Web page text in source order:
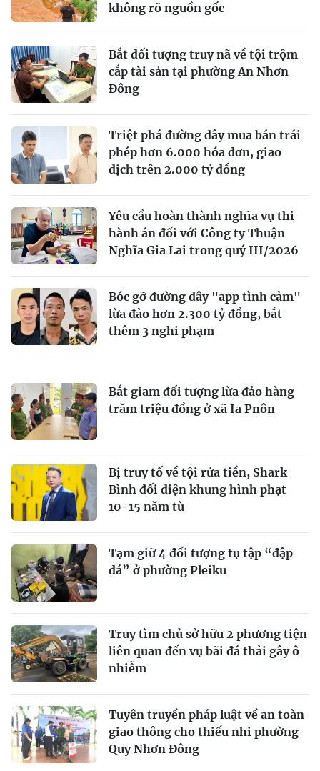
không rõ nguồn gốc
Bắt đối tượng truy nã về tội trộm
cắp tài sản tại phường An Nhơn
Đông
Triệt phá đường dây mua bán trái
phép hơn 6.000 hóa đơn, giao
dịch trên 2.000 tỷ đồng
Yêu cầu hoàn thành nghĩa vụ thi
hành án đối với Công ty Thuận
Nghĩa Gia Lai trong quý III/2026
Bóc gỡ đường dây "app tình cảm"
lừa đảo hơn 2.300 tỷ đồng, bắt
thêm 3 nghi phạm
Bắt giam đối tượng lừa đảo hàng
trăm triệu đồng ở xã Ia Pnôn
Bị truy tố về tội rửa tiền, Shark
Bình đối diện khung hình phạt
10-15 năm tù
Tạm giữ 4 đối tượng tụ tập “đập
đá” ở phường Pleiku
Truy tìm chủ sở hữu 2 phương tiện
liên quan đến vụ bãi đá thải gây ô
nhiễm
Tuyên truyền pháp luật về an toàn
giao thông cho thiếu nhi phường
Quy Nhơn Đông